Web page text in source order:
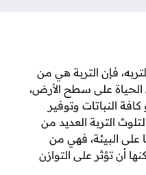
فإن التربة هي من
الحياة على سطح الأرض،
النباتات وتوفير
التربة العديد من
على البيئة، فهي من
أن تؤثر على التوازن